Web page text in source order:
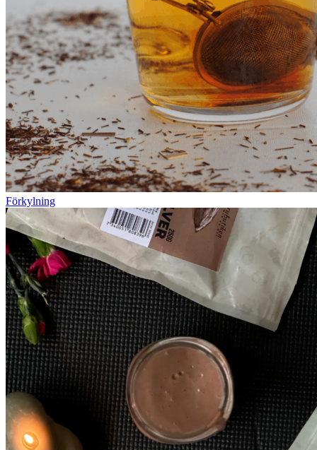
Förkylning